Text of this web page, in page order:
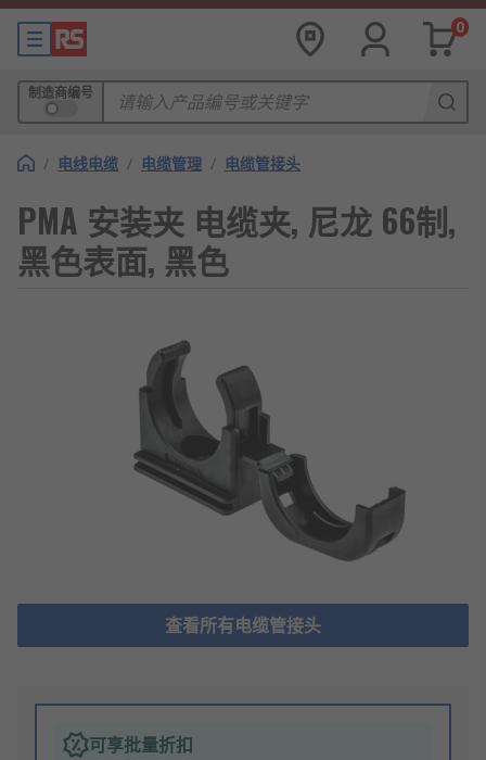
0
制造商编号
/ 电线电缆 / 电缆管理 / 电缆管接头
PMA 安装夹 电缆夹, 尼龙 66制,
黑色表面, 黑色
查看所有电缆管接头
可享批量折扣